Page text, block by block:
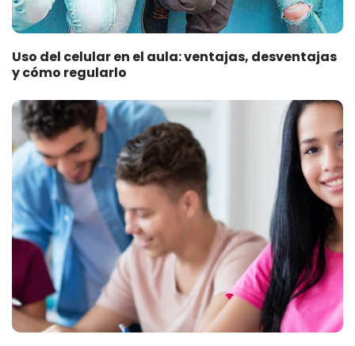
Uso del celular en el aula: ventajas, desventajas
y cómo regularlo